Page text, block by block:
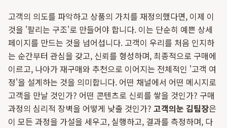
고객의 의도를 파악하고 상품의 가치를 재정의했다면, 이제 이
것을 '팔리는 구조'로 만들어야 합니다. 이는 단순히 예쁜 상세
페이지를 만드는 것을 넘어섭니다. 고객이 우리를 처음 인지하
는 순간부터 관심을 갖고, 신뢰를 형성하며, 최종적으로 구매에
이르고, 나아가 재구매와 추천으로 이어지는 전체적인 '고객 여
정'을 설계하는 것을 의미합니다. 어떤 채널에서 어떤 메시지로
고객을 만날 것인가? 어떤 콘텐츠로 신뢰를 쌓을 것인가? 구매
과정의 심리적 장벽을 어떻게 낮출 것인가? 고객의눈 김팀장은
이 모든 과정을 가설을 세우고, 실행하고, 결과를 측정하며, 다